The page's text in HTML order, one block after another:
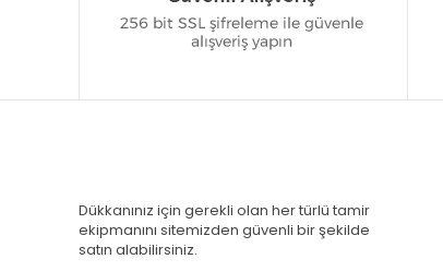
Dükkanınız için gerekli olan her türlü tamir
ekipmanını sitemizden güvenli bir şekilde
satın alabilirsiniz.